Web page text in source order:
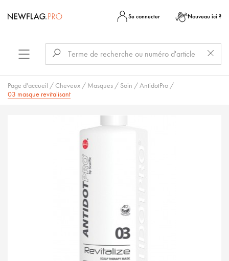
Se connecter Nouveau ici ?
Page d'accueil /Cheveux / Masques / Soin /AntidotPro /
03 masque revitalisant